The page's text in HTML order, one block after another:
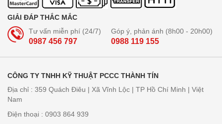
GIẢI ĐÁP THẮC MẮC
Tư vấn miễn phí (24/7)
0987 456 797
Góp ý, phản ánh (8h00 - 20h00)
0988 119 155
CÔNG TY TNHH KỸ THUẬT PCCC THÀNH TÍN
Địa chỉ : 359 Quách Điêu | Xã Vĩnh Lộc | TP Hồ Chí Minh | Việt
Nam
Điện thoại : 0903 864 939